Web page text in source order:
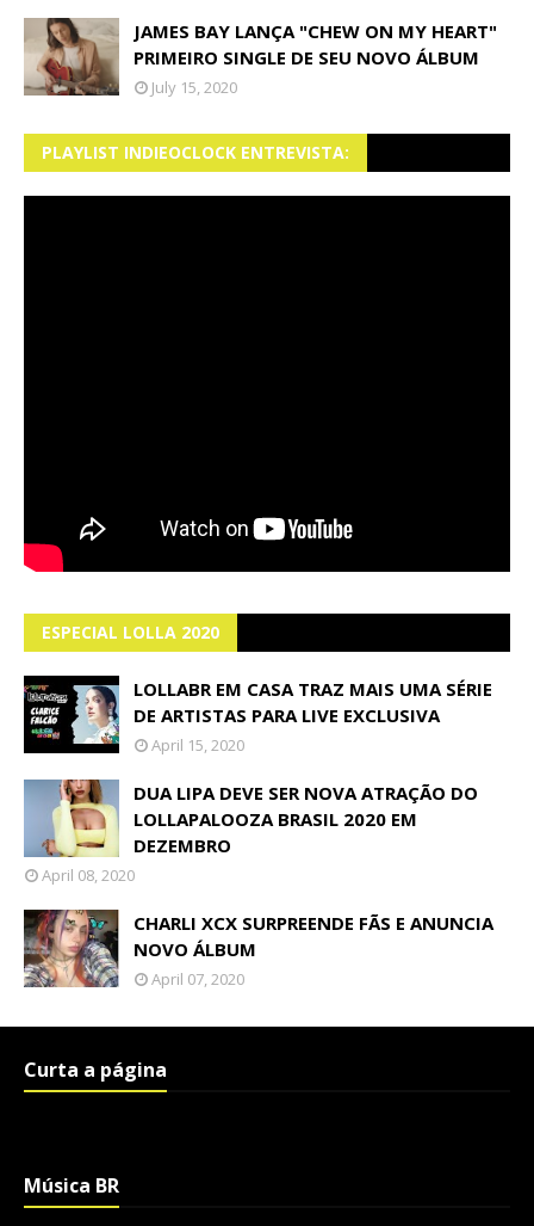
JAMES BAY LANÇA "CHEW ON MY HEART"
PRIMEIRO SINGLE DE SEU NOVO ÁLBUM
July 15, 2020
PLAYLIST INDIEOCLOCK ENTREVISTA:
ESPECIAL LOLLA 2020
LOLLABR EM CASA TRAZ MAIS UMA SÉRIE
DE ARTISTAS PARA LIVE EXCLUSIVA
April 15, 2020
DUA LIPA DEVE SER NOVA ATRAÇÃO DO
LOLLAPALOOZA BRASIL 2020 EM
DEZEMBRO
April 08, 2020
CHARLI XCX SURPREENDE FÃS E ANUNCIA
NOVO ÁLBUM
April 07, 2020
Curta a página
Música BR